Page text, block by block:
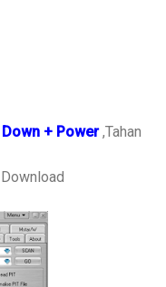
+ Power,Tahan